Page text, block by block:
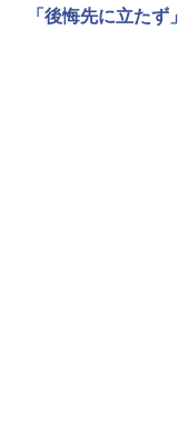
「後悔先に立たず」